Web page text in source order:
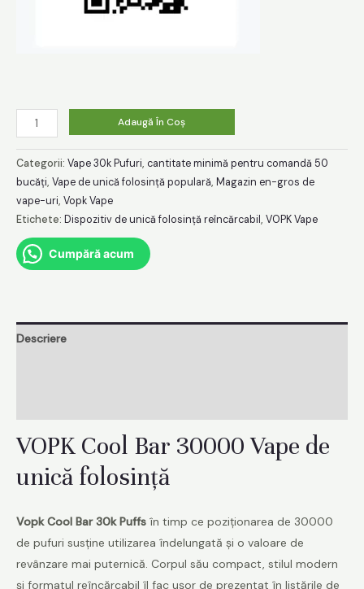
Bulk
Buy
VOPK
Cool
Bar
30K
Puffs
Disposable
Screen
Adaugă În Coș
Categorii: Vape 30k Pufuri, cantitate minimă pentru comandă 50
bucăți, Vape de unică folosință populară, Magazin en-gros de
vape-uri, Vopk Vape
Etichete: Dispozitiv de unică folosință reîncărcabil , VOPK Vape
Cumpără acum
Descriere
VOPK Cool Bar 30000 Vape de
unică folosință
Vopk Cool Bar 30k Puffs în timp ce poziționarea de 30000
de pufuri susține utilizarea îndelungată și o valoare de
revânzare mai puternică. Corpul său compact, stilul modern
și formatul reîncărcabil îl fac ușor de prezentat în listările de